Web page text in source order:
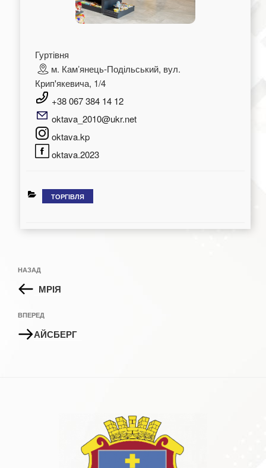
Гуртівня
м. Камʼянець-Подільський, вул.
Крип'якевича, 1/4
+38 067 384 14 12
oktava_2010@ukr.net
oktava.kp
oktava.2023
КАТЕГОРІЇ
ТОРГІВЛЯ
записів
Попередній
запис:
НАЗАД
МРІЯ
Наступний
запис
ВПЕРЕД
АЙСБЕРГ